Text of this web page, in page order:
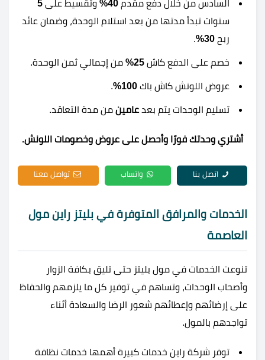
السادس من خلال دفع مقدم 40% وتقسيط على 5
سنوات تبدأ مدتها من بعد استلام الوحدة، وضمان عائد
ربح 30%
.
خصم على الدفع كاش 25% من إجمالي ثمن الوحدة.
عروض اللونش كاش باك 100%
.
تسليم الوحدات يتم بعد عامين من مدة التعاقد.
أشتري وحدتك فورًا وأحصل على عروض وخصومات اللونش.
اتصل بنا واتساب تواصل معنا
الخدمات والمرافق المتوفرة في بليتز راين مول
العاصمة
تنوعت الخدمات في مول بليتز حتى تليق بكافة الزوار
وأصحاب الوحدات، وتساهم في توفير كل ما يلزمهم والحفاظ
على إرضائهم وإعطائهم شعور الرضا والسعادة أثناء
تواجدهم بالمول.
توفر شركة راين خدمات كبيرة أهمها خدمات نظافة